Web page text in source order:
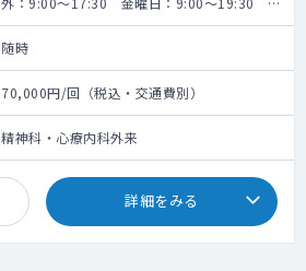
実働7時間
随時
70,000円/回（税込・交通費別）
精神科・心療内科外来
詳細をみる